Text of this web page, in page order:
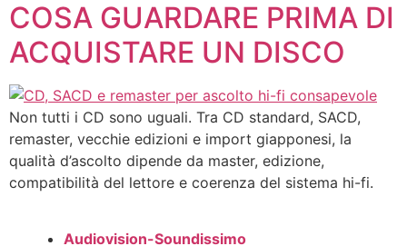
COSA GUARDARE PRIMA DI
ACQUISTARE UN DISCO
Non tutti i CD sono uguali. Tra CD standard, SACD,
remaster, vecchie edizioni e import giapponesi, la
qualità d’ascolto dipende da master, edizione,
compatibilità del lettore e coerenza del sistema hi-fi.
Audiovision-Soundissimo